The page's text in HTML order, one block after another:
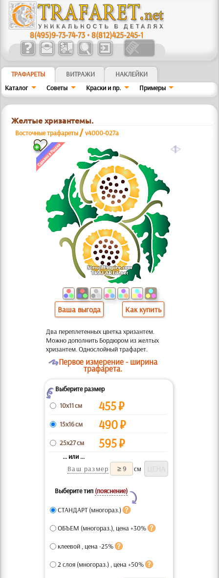
8(495)9-73-74-73 •8(812)425-245-1
ТРАФАРЕТЫ ВИТРАЖИ
НАКЛЕЙКИ
Каталог
Советы Краски и пр. Примеры
Желтые хризантемы.
Восточные трафареты /v4000-027a
a
Ваша выгода Как купить
Два переплетенных цветка хризантем.
Можно дополнить Бордюром из желтых
хризантем. Однослойный трафарет.
OПервое измерение - ширина
трафарета.
ZВыберите размер
10x11 см
455₽
15x16 см 490₽
25x27 см 595₽
... или ...
Ваш размер
см
Выберите тип (пояснение)
Y
СТАНДАРТ (многораз.)
ОБЪЕМ (многораз.), цена +30%
клеевой , цена -25%
2 слоя (многораз.) , цена +50%